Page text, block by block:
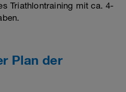
Triathlontraining mit ca. 4-
Plan der